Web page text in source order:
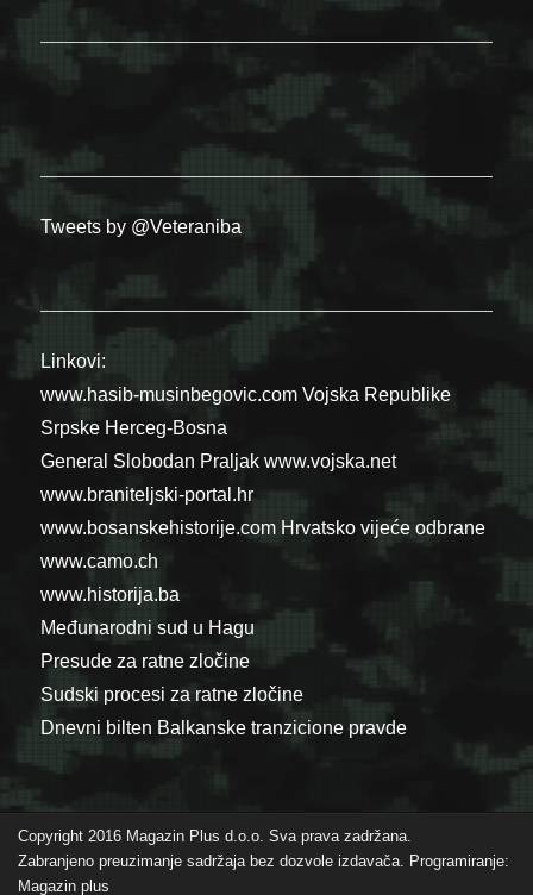
Tweets by @Veteraniba
Linkovi:
www.hasib-musinbegovic.com Vojska Republike
Srpske Herceg-Bosna
General Slobodan Praljak www.vojska.net
www.braniteljski-portal.hr
www.bosanskehistorije.com Hrvatsko vijeće odbrane
www.camo.ch
www.historija.ba
Međunarodni sud u Hagu
Presude za ratne zločine
Sudski procesi za ratne zločine
Dnevni bilten Balkanske tranzicione pravde
Copyright 2016 Magazin Plus d.o.o. Sva prava zadržana.
Zabranjeno preuzimanje sadržaja bez dozvole izdavača. Programiranje:
Magazin plus